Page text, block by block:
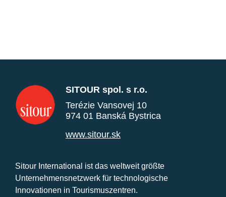
SITOUR spol. s r.o.
Terézie Vansovej 10
974 01 Banská Bystrica
www.sitour.sk
Sitour International ist das weltweit größte
Unternehmensnetzwerk für technologische
Innovationen in Tourismuszentren.